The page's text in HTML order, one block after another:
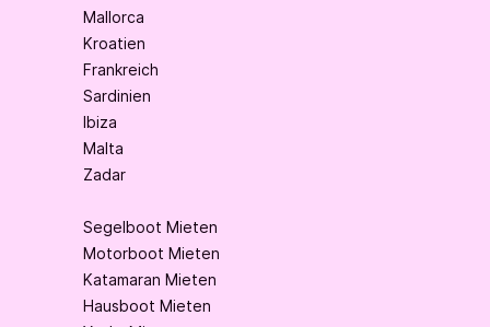
Mallorca
Kroatien
Frankreich
Sardinien
Ibiza
Malta
Zadar
Segelboot Mieten
Motorboot Mieten
Katamaran Mieten
Hausboot Mieten